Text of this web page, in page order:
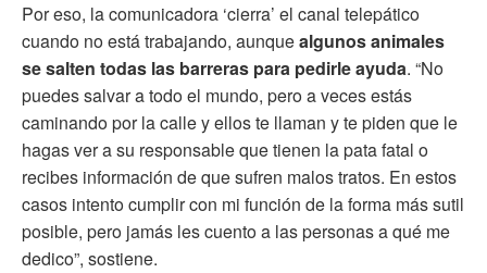
Por eso, la comunicadora ‘cierra’ el canal telepático
cuando no está trabajando, aunquealgunos animales
se salten todas las barreras para pedirle ayuda. “No
puedes salvar a todo el mundo, pero a veces estás
caminando por la calle y ellos te llaman y te piden que le
hagas ver a su responsable que tienen la pata fatal o
recibes información de que sufren malos tratos. En estos
casos intento cumplir con mi función de la forma más sutil
posible, pero jamás les cuento a las personas a qué me
dedico”, sostiene.